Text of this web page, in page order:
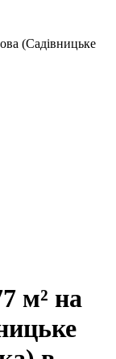
(Садівницьке
м² на